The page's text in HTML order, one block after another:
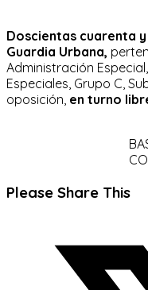
Doscientas cuarenta
Guardia Urbana,
Administración
Especiales, Grupo C,
oposición, en turno
Please Share This